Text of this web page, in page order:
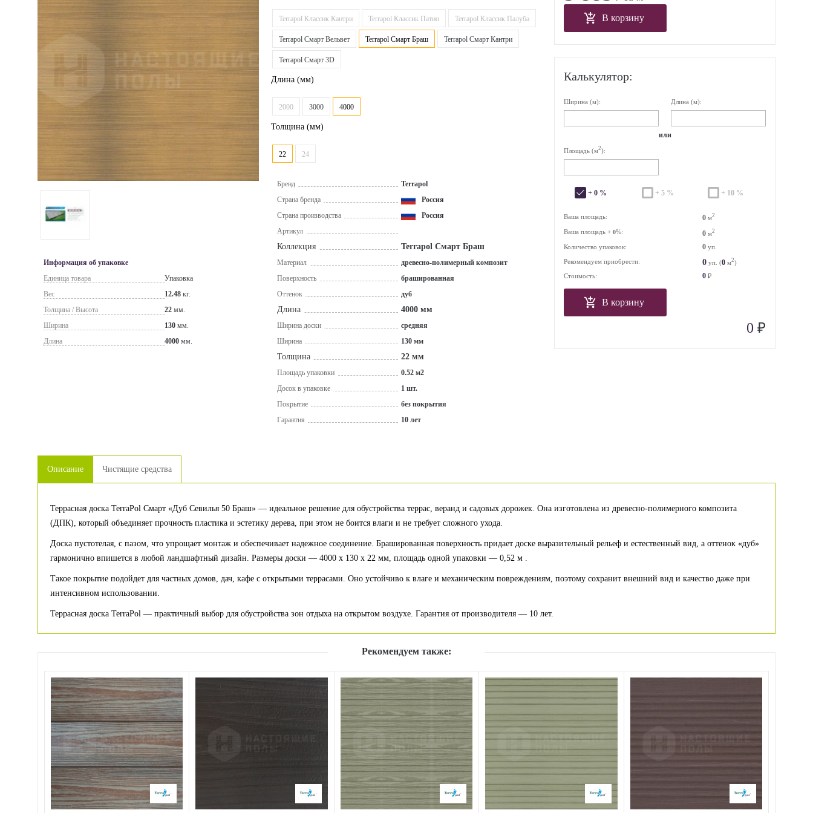
Информация об упаковке
Единица товара
Упаковка
Вес
12.48 кг.
Толщина / Высота
22 мм.
Ширина
130 мм.
Длина
4000 мм.
Terrapol Классик Кантри Terrapol Классик Патио Terrapol Классик Палуба
Terrapol Смарт Вельвет Terrapol Смарт Браш Terrapol Смарт Кантри
Terrapol Смарт 3D
Длина (мм)
2000 3000 4000
Толщина (мм)
22 24
Бренд
Terrapol
Страна бренда
Россия
Страна производства
Россия
Артикул
Коллекция Terrapol Смарт Браш
Материал
древесно-полимерный композит
Поверхность
брашированная
Оттенок
дуб
Длина 4000 мм
Ширина доски
средняя
Ширина
130 мм
Толщина 22 мм
Площадь упаковки
0.52 м2
Досок в упаковке
1 шт.
Покрытие
без покрытия
Гарантия
10 лет
В корзину
Калькулятор:
Ширина (м): Длина (м):
или
Площадь (м2):
+ 0 % + 5 % + 10 %
Ваша площадь: 0 м2
Ваша площадь + 0%: 0 м2
Количество упаковок: 0 уп.
Рекомендуем приобрести:
0 уп. (0 м2)
Стоимость:
0 ₽
В корзину
0 ₽
Описание Чистящие средства
Террасная доска TerraPol Смарт «Дуб Севилья 50 Браш» — идеальное решение для обустройства террас, веранд и садовых дорожек. Она изготовлена из древесно-полимерного композита
(ДПК), который объединяет прочность пластика и эстетику дерева, при этом не боится влаги и не требует сложного ухода.
Доска пустотелая, с пазом, что упрощает монтаж и обеспечивает надежное соединение. Брашированная поверхность придает доске выразительный рельеф и естественный вид, а оттенок «дуб»
гармонично впишется в любой ландшафтный дизайн. Размеры доски — 4000 x 130 x 22 мм, площадь одной упаковки — 0,52 м .
Такое покрытие подойдет для частных домов, дач, кафе с открытыми террасами. Оно устойчиво к влаге и механическим повреждениям, поэтому сохранит внешний вид и качество даже при
интенсивном использовании.
Террасная доска TerraPol — практичный выбор для обустройства зон отдыха на открытом воздухе. Гарантия от производителя — 10 лет.
Рекомендуем также: